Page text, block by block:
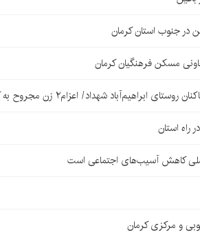
در جنوب استان کرمان
مسکن فرهنگیان کرمان
شهداد/ اعزام۲ زن مجروح به کرمان
استان
اصلی کاهش آسیب‌های اجتماعی است
و مرکزی کرمان